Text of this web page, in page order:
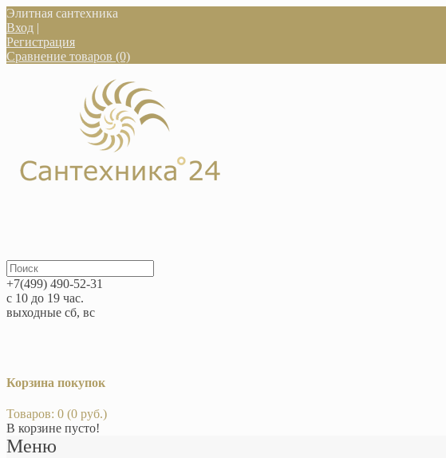
Элитная сантехника
Вход |
Регистрация
Сравнение товаров (0)
+7(499) 490-52-31
с 10 до 19 час.
выходные сб, вс
Корзина покупок
Товаров: 0 (0 руб.)
В корзине пусто!
Меню